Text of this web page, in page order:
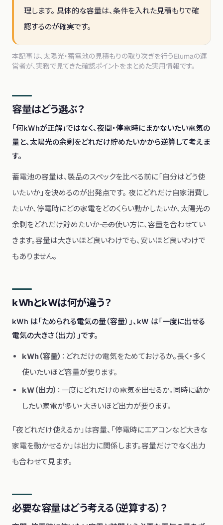
理します。 具体的な容量は、条件を入れた見積もりで確
認するのが確実です。
本記事は、太陽光・蓄電池の見積もりの取り次ぎを行うElumaの運
営者が、実務で見てきた確認ポイントをまとめた実用情報です。
容量はどう選ぶ？
「何kWhが正解」ではなく、夜間・停電時にまかないたい電気の
量と、太陽光の余剰をどれだけ貯めたいかから逆算して考えま
す。
蓄電池の容量は、製品のスペックを比べる前に「自分はどう使
いたいか」を決めるのが出発点です。 夜にどれだけ自家消費し
たいか、停電時にどの家電をどのくらい動かしたいか、太陽光の
余剰をどれだけ貯めたいか―― この使い方に、容量を合わせてい
きます。容量は大きいほど良いわけでも、安いほど良いわけで
もありません。
kWhとkWは何が違う？
kWh は「ためられる電気の量（容量）」、kW は「一度に出せる
電気の大きさ（出力）」です。
kWh（容量） ：どれだけの電気をためておけるか。長く・多く
使いたいほど容量が要ります。
kW（出力） ：一度にどれだけの電気を出せるか。同時に動か
したい家電が多い・大きいほど出力が要ります。
「夜どれだけ使えるか」は容量、「停電時にエアコンなど大きな
家電を動かせるか」は出力に関係します。容量だけでなく出力
も合わせて見ます。
必要な容量はどう考える（逆算する）？